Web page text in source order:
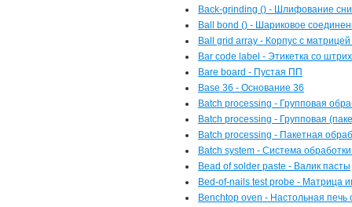
Back-grinding () - Шлифование
Ball bond () - Шариковое
Ball grid array - Корпус с
Bar code label - Этикетка со
Bare board - Пустая ПП
Base 36 - Основание 36
Batch processing - Групповая
Batch processing - Групповая
Batch processing - Пакетная
Batch system - Система
Bead of solder paste - Валик пасты
Bed-of-nails test probe - Матрица
Benchtop oven - Настольная печь